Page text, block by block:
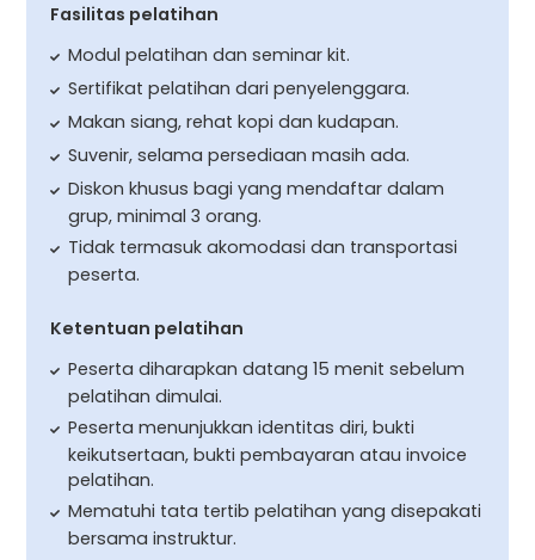
Fasilitas pelatihan
Modul pelatihan dan seminar kit.
Sertifikat pelatihan dari penyelenggara.
Makan siang, rehat kopi dan kudapan.
Suvenir, selama persediaan masih ada.
Diskon khusus bagi yang mendaftar dalam
grup, minimal 3 orang.
Tidak termasuk akomodasi dan transportasi
peserta.
Ketentuan pelatihan
Peserta diharapkan datang 15 menit sebelum
pelatihan dimulai.
Peserta menunjukkan identitas diri, bukti
keikutsertaan, bukti pembayaran atau invoice
pelatihan.
Mematuhi tata tertib pelatihan yang disepakati
bersama instruktur.